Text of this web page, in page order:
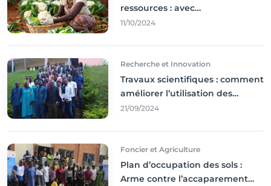
ressources : avec
l'incontournable ’agriculture
11/10/2024
Recherche et Innovation
Travaux scientifiques : comment
améliorer l’utilisation des
résultats coince
21/09/2024
Foncier et Agriculture
Plan d’occupation des sols :
Arme contre l’accaparement